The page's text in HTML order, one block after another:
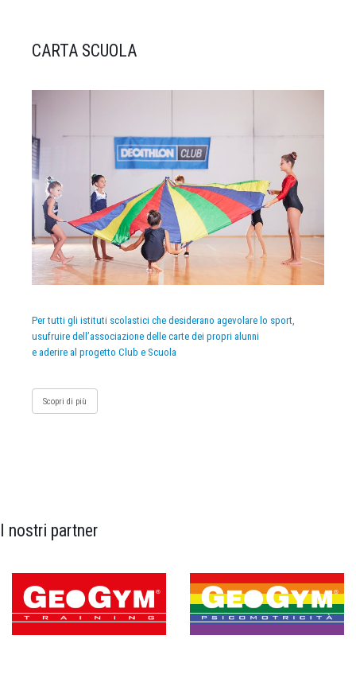
CARTA SCUOLA
Per tutti gli istituti scolastici che desiderano agevolare lo sport,
usufruire dell’associazione delle carte dei propri alunni
e aderire al progetto Club e Scuola
Scopri di più
I nostri partner